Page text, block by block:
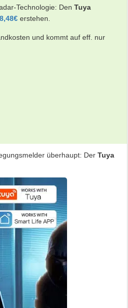
Technologie: Den Tuya
erstehen.
und kommt auf eff. nur
überhaupt: Der Tuya